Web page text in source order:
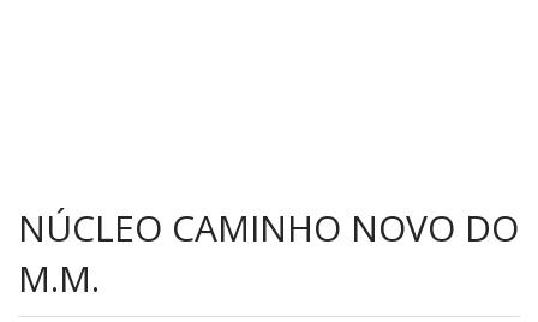
NÚCLEO CAMINHO NOVO DO
M.M.